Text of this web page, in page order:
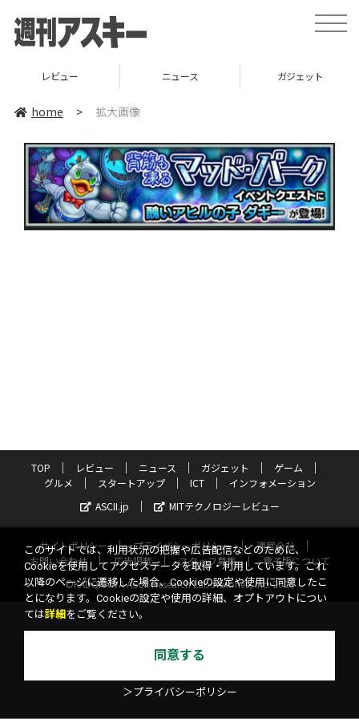
toggle
レビュー ニュース ガジェット
home > 拡大画像
TOP レビュー ニュース ガジェット
ゲーム
グルメ
スタートアップ ICT
インフォメーション
ASCII.jp
MITテクノロジーレビュー
サイトポリシー プライバシーポリシー
運営会社
お問い合わせ
広告掲載 スタッフ募集
電子版について
©KADOKAWA ASCII Research Laboratories, Inc. 2026
このサイトでは、利用状況の把握や広告配信などのために、
Cookieを使用してアクセスデータを取得・利用しています。これ
以降のページに遷移した場合、Cookieの設定や使用に同意したこ
とになります。Cookieの設定や使用の詳細、オプトアウトについ
ては詳細 をご覧ください。
同意する
＞プライバシーポリシー